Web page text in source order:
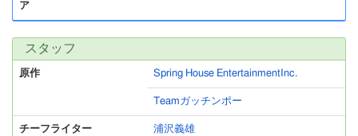
ア
スタッフ
原作 Spring House EntertainmentInc.
Teamガッチンポー
チーフライター 浦沢義雄